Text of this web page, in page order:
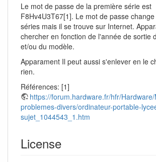
Le mot de passe de la première série est
F8Hv4U3T67[1]. Le mot de passe
séries mais il se trouve sur Internet.
chercher en fonction de l'année de sortie
et/ou du modèle.
Apparament Il peut aussi s'enlever en le
rien.
Références: [1]
https://forum.hardware.fr/hfr/
problemes-divers/ordinateur-portable-
sujet_1044543_1.htm
License